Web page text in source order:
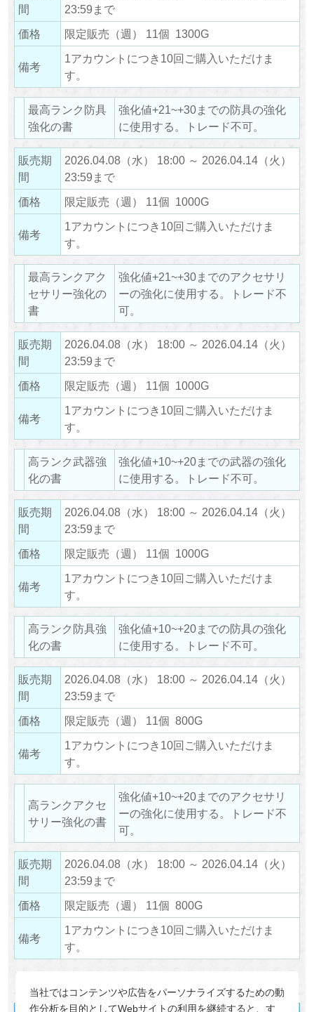
当社ではコンテンツや広告をパーソナライズするための動
作分析を目的としてWebサイトの利用を継続すると、す
間
23:59まで
価格
限定販売（週） 11個 1300G
備考
1アカウントにつき10回ご購入いただけま
す。
最高ランク防具
強化の書
強化値+21~+30までの防具の強化
に使用する。トレード不可。
販売期
間
2026.04.08（水） 18:00 ～ 2026.04.14（火）
23:59まで
価格
限定販売（週） 11個 1000G
備考
1アカウントにつき10回ご購入いただけま
す。
最高ランクアク
セサリー強化の
書
強化値+21~+30までのアクセサリ
ーの強化に使用する。トレード不
可。
販売期
間
2026.04.08（水） 18:00 ～ 2026.04.14（火）
23:59まで
価格
限定販売（週） 11個 1000G
備考
1アカウントにつき10回ご購入いただけま
す。
高ランク武器強
化の書
強化値+10~+20までの武器の強化
に使用する。トレード不可。
販売期
間
2026.04.08（水） 18:00 ～ 2026.04.14（火）
23:59まで
価格
限定販売（週） 11個 1000G
備考
1アカウントにつき10回ご購入いただけま
す。
高ランク防具強
化の書
強化値+10~+20までの防具の強化
に使用する。トレード不可。
販売期
間
2026.04.08（水） 18:00 ～ 2026.04.14（火）
23:59まで
価格
限定販売（週） 11個 800G
備考
1アカウントにつき10回ご購入いただけま
す。
高ランクアクセ
サリー強化の書
強化値+10~+20までのアクセサリ
ーの強化に使用する。トレード不
可。
販売期
間
2026.04.08（水） 18:00 ～ 2026.04.14（火）
23:59まで
価格
限定販売（週） 11個 800G
備考
1アカウントにつき10回ご購入いただけま
す。
※詳細はゲーム内を確認ください。